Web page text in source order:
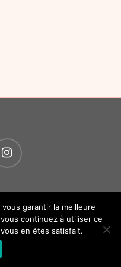
réservés.Création
Mentions légales.
garantir la meilleure
continuez à utiliser ce
en êtes satisfait.